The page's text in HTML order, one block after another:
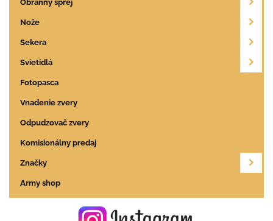
Obranný sprej
Nože
Sekera
Svietidlá
Fotopasca
Vnadenie zvery
Odpudzovač zvery
Komisionálny predaj
Značky
Army shop